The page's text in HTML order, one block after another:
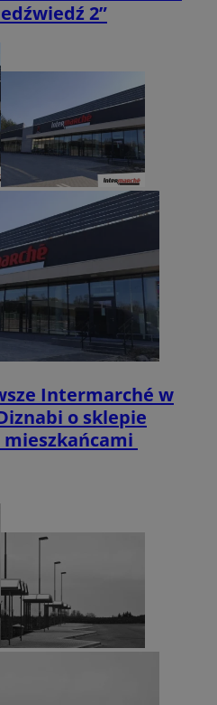
2”
Intermarché w
o sklepie